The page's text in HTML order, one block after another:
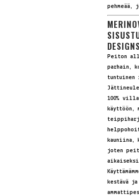
Peiton
parhain,
tuntuinen
100%
joten
kestävä